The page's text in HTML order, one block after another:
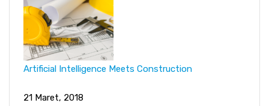
Artificial Intelligence Meets Construction
21 Maret, 2018